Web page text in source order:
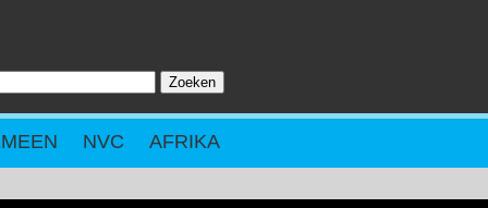
ZOEKVELD
NVC AFRIKA